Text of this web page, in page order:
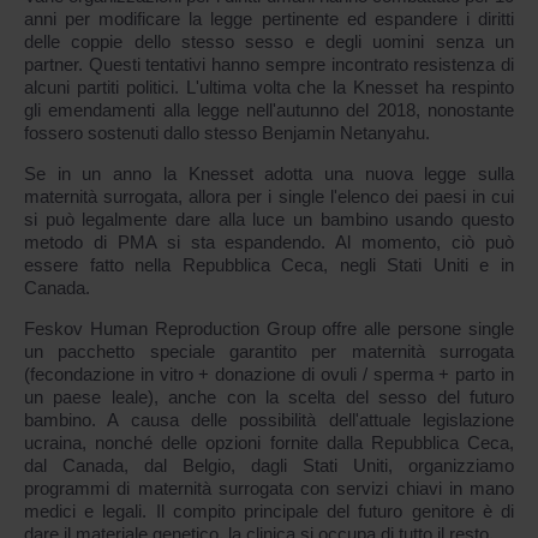
anni per modificare la legge pertinente ed espandere i diritti
delle coppie dello stesso sesso e degli uomini senza un
partner. Questi tentativi hanno sempre incontrato resistenza di
alcuni partiti politici. L'ultima volta che la Knesset ha respinto
gli emendamenti alla legge nell'autunno del 2018, nonostante
fossero sostenuti dallo stesso Benjamin Netanyahu.
Se in un anno la Knesset adotta una nuova legge sulla
maternità surrogata, allora per i single l'elenco dei paesi in cui
si può legalmente dare alla luce un bambino usando questo
metodo di PMA si sta espandendo. Al momento, ciò può
essere fatto nella Repubblica Ceca, negli Stati Uniti e in
Canada.
Feskov Human Reproduction Group offre alle persone single
un pacchetto speciale garantito per maternità surrogata
(fecondazione in vitro + donazione di ovuli / sperma + parto in
un paese leale), anche con la scelta del sesso del futuro
bambino. A causa delle possibilità dell'attuale legislazione
ucraina, nonché delle opzioni fornite dalla Repubblica Ceca,
dal Canada, dal Belgio, dagli Stati Uniti, organizziamo
programmi di maternità surrogata con servizi chiavi in mano
medici e legali. Il compito principale del futuro genitore è di
dare il materiale genetico, la clinica si occupa di tutto il resto.